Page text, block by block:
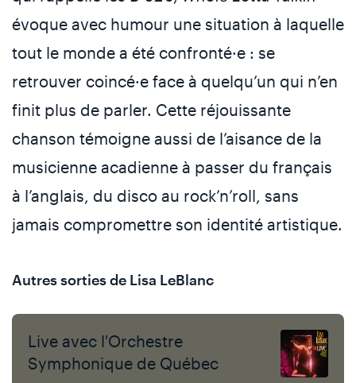
évoque avec humour une situation à laquelle
tout le monde a été confronté·e : se
retrouver coincé·e face à quelqu’un qui n’en
finit plus de parler. Cette réjouissante
chanson témoigne aussi de l’aisance de la
musicienne acadienne à passer du français
à l’anglais, du disco au rock’n’roll, sans
jamais compromettre son identité artistique.
Autres sorties de Lisa LeBlanc
Live avec l'Orchestre
Symphonique de Québec